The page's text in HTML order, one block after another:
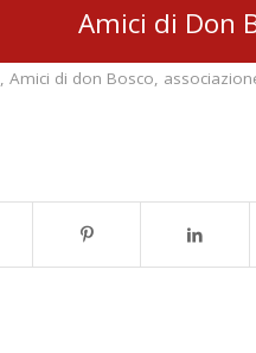
Amici di Don
, Amici di don Bosco,